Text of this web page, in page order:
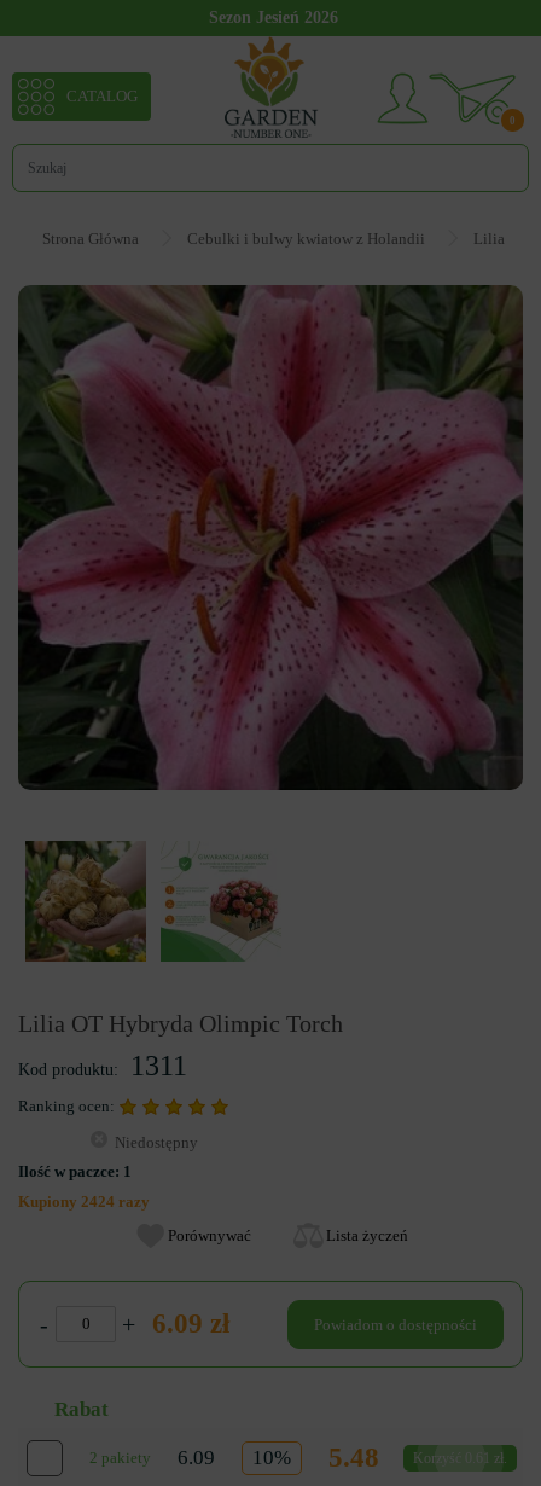
Sezon Jesień 2026
0
CATALOG
Strona Główna Cebulki i bulwy kwiatow z Holandii Lilia
Lilia OT Hybryda Olimpic Torch
Kod produktu: 1311
Ranking ocen:
Niedostępny
Ilość w paczce: 1
Kupiony 2424 razy
Porównywać
Lista życzeń
- + 6.09 zł Powiadom o dostępności
Rabat
2 pakiety 6.09 10% 5.48 Korzyść 0.61 zł.